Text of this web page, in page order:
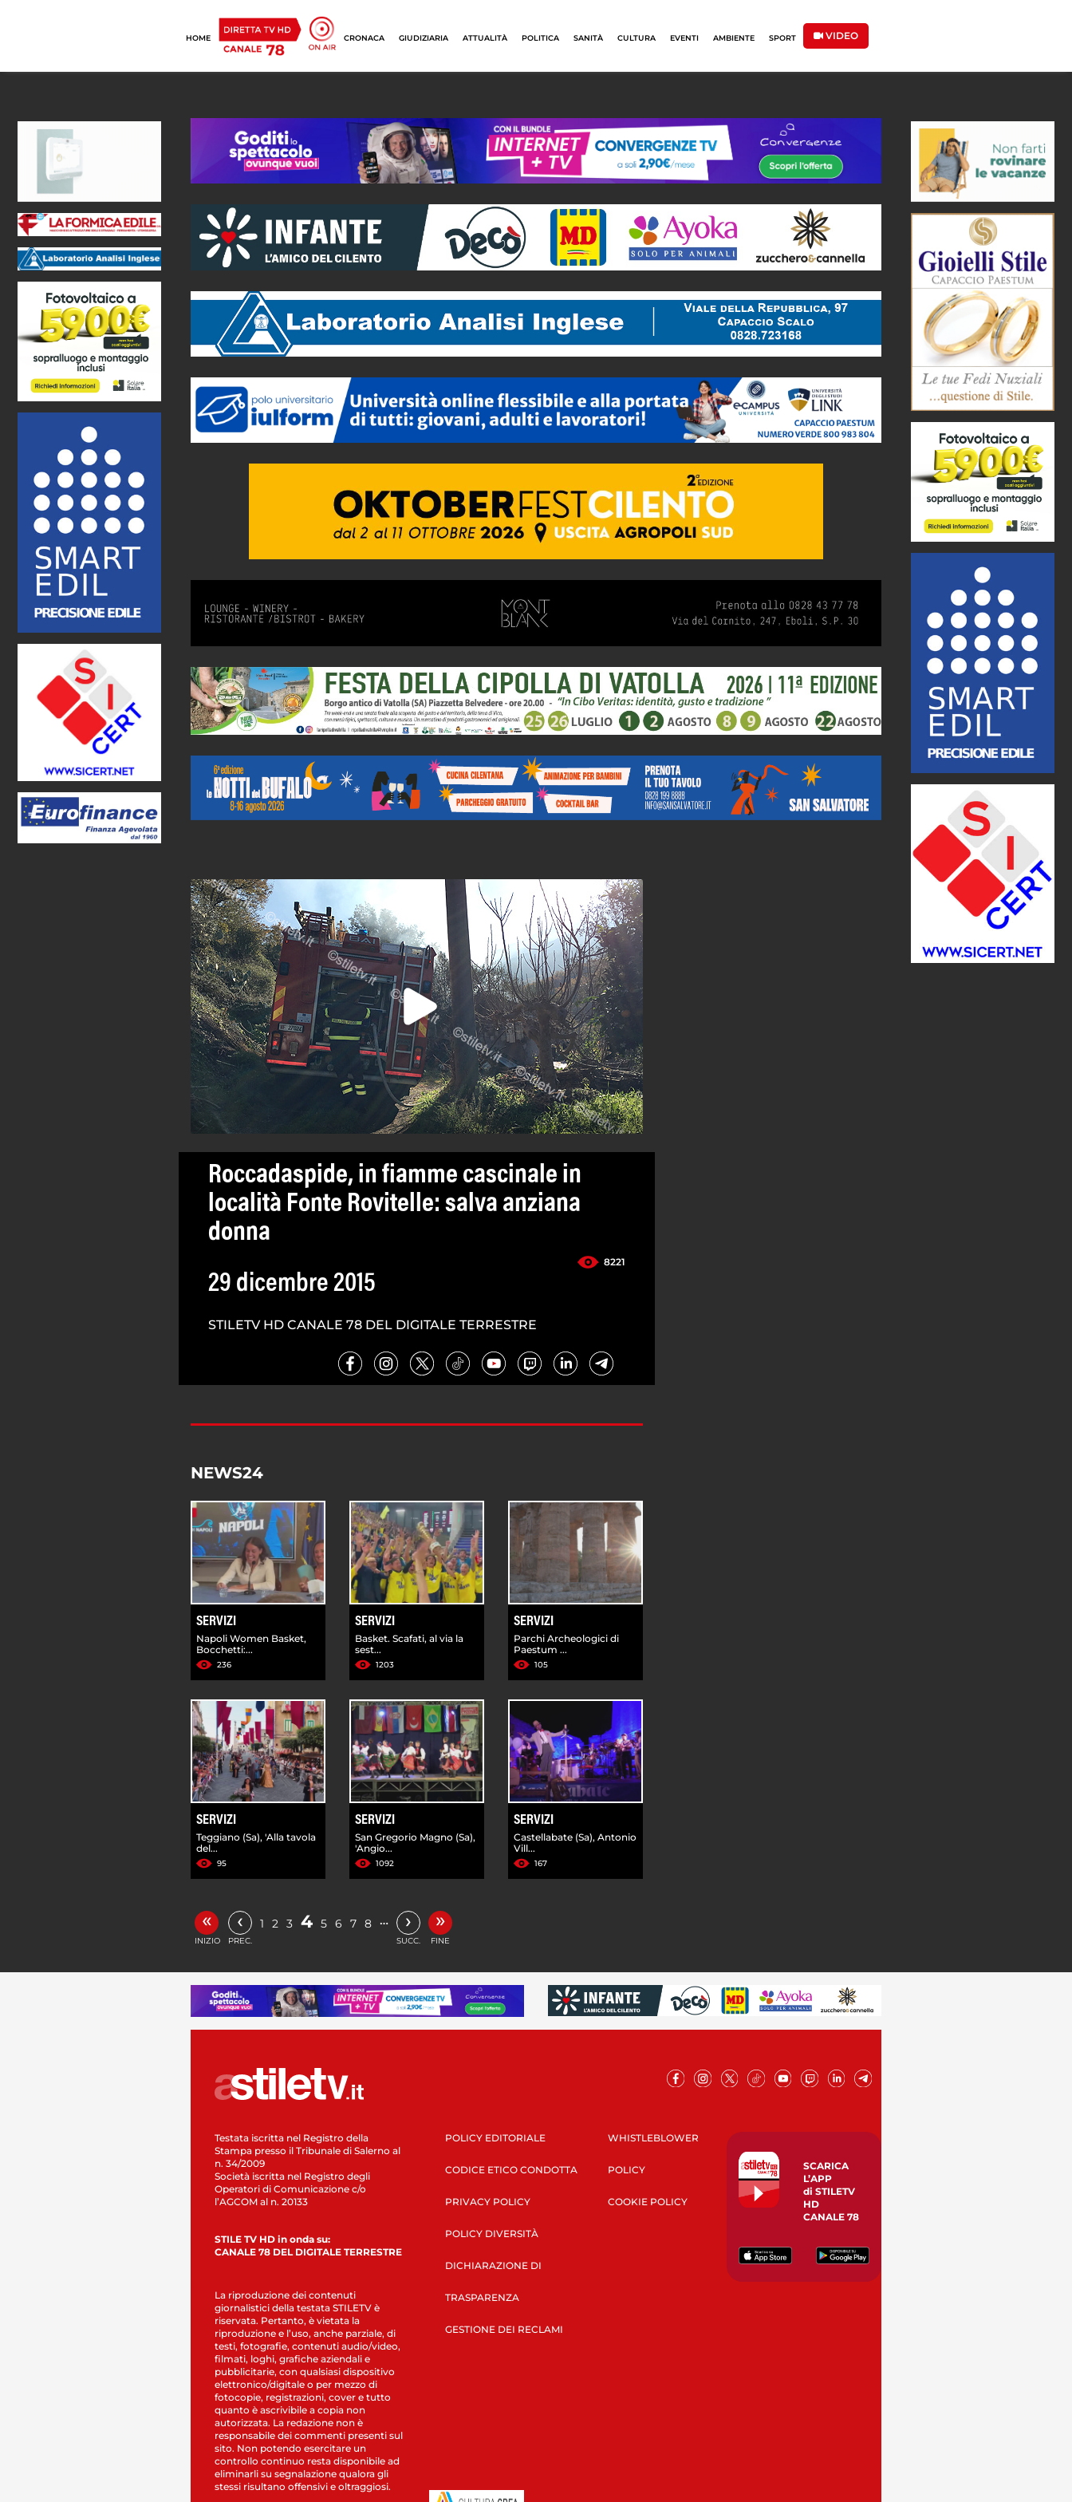
HOME CRONACA GIUDIZIARIA ATTUALITÀ POLITICA SANITÀ CULTURA EVENTI AMBIENTE SPORT VIDEO
Roccadaspide, in fiamme cascinale in
località Fonte Rovitelle: salva anziana
donna
8221
29 dicembre 2015
STILETV HD CANALE 78 DEL DIGITALE TERRESTRE
NEWS24
SERVIZI
Napoli Women Basket,
Bocchetti:...
236
SERVIZI
Basket. Scafati, al via la
sest...
1203
SERVIZI
Parchi Archeologici di
Paestum ...
105
SERVIZI
Teggiano (Sa), 'Alla tavola
del...
95
SERVIZI
San Gregorio Magno (Sa),
'Angio...
1092
SERVIZI
Castellabate (Sa), Antonio
Vill...
167
«
INIZIO
‹
PREC.
1 2 3 4 5 6 7 8 … ›
SUCC.
»
FINE
Testata iscritta nel Registro della
Stampa presso il Tribunale di Salerno al
n. 34/2009
Società iscritta nel Registro degli
Operatori di Comunicazione c/o
l’AGCOM al n. 20133
STILE TV HD in onda su:
CANALE 78 DEL DIGITALE TERRESTRE
La riproduzione dei contenuti
giornalistici della testata STILETV è
riservata. Pertanto, è vietata la
riproduzione e l’uso, anche parziale, di
testi, fotografie, contenuti audio/video,
filmati, loghi, grafiche aziendali e
pubblicitarie, con qualsiasi dispositivo
elettronico/digitale o per mezzo di
fotocopie, registrazioni, cover e tutto
quanto è ascrivibile a copia non
autorizzata. La redazione non è
responsabile dei commenti presenti sul
sito. Non potendo esercitare un
controllo continuo resta disponibile ad
eliminarli su segnalazione qualora gli
stessi risultano offensivi e oltraggiosi.
POLICY EDITORIALE
CODICE ETICO CONDOTTA
PRIVACY POLICY
POLICY DIVERSITÀ
DICHIARAZIONE DI
TRASPARENZA
GESTIONE DEI RECLAMI
WHISTLEBLOWER
POLICY
COOKIE POLICY
SCARICA
L’APP
di STILETV
HD
CANALE 78